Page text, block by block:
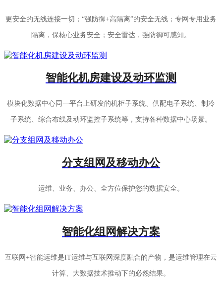
更安全的无线连接一切；“强防御+高隔离”的安全无线；专网专用业务
隔离，保核心业务安全；安全雷达，强防御可感知。
智能化机房建设及动环监测
模块化数据中心同一平台上研发的机柜子系统、供配电子系统、制冷
子系统、综合布线及动环监控子系统等，支持各种数据中心场景。
分支组网及移动办公
运维、业务、办公、全方位保护您的数据安全。
智能化组网解决方案
互联网+智能运维是IT运维与互联网深度融合的产物，是运维管理在云
计算、大数据技术推动下的必然结果。